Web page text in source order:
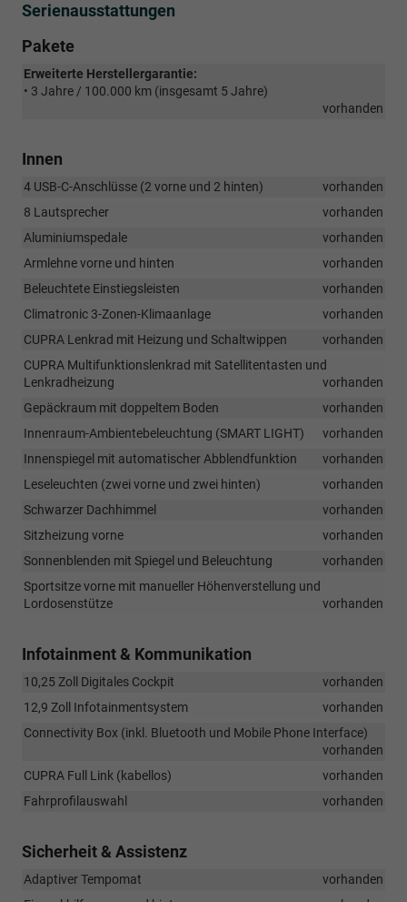
Serienausstattungen
Pakete
Erweiterte Herstellergarantie:
• 3 Jahre / 100.000 km (insgesamt 5 Jahre)
vorhanden
Innen
4 USB-C-Anschlüsse (2 vorne und 2 hinten)
vorhanden
8 Lautsprecher
vorhanden
Aluminiumspedale
vorhanden
Armlehne vorne und hinten
vorhanden
Beleuchtete Einstiegsleisten
vorhanden
Climatronic 3-Zonen-Klimaanlage
vorhanden
CUPRA Lenkrad mit Heizung und Schaltwippen
vorhanden
CUPRA Multifunktionslenkrad mit Satellitentasten und
Lenkradheizung
vorhanden
Gepäckraum mit doppeltem Boden
vorhanden
Innenraum-Ambientebeleuchtung (SMART LIGHT)
vorhanden
Innenspiegel mit automatischer Abblendfunktion
vorhanden
Leseleuchten (zwei vorne und zwei hinten)
vorhanden
Schwarzer Dachhimmel
vorhanden
Sitzheizung vorne
vorhanden
Sonnenblenden mit Spiegel und Beleuchtung
vorhanden
Sportsitze vorne mit manueller Höhenverstellung und
Lordosenstütze
vorhanden
Infotainment & Kommunikation
10,25 Zoll Digitales Cockpit
vorhanden
12,9 Zoll Infotainmentsystem
vorhanden
Connectivity Box (inkl. Bluetooth und Mobile Phone Interface)
vorhanden
CUPRA Full Link (kabellos)
vorhanden
Fahrprofilauswahl
vorhanden
Sicherheit & Assistenz
Adaptiver Tempomat
vorhanden